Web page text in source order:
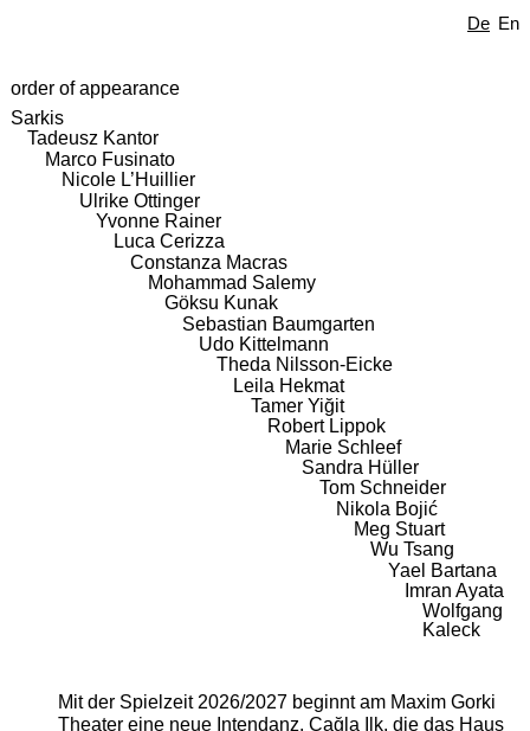
De En
order of appearance
Sarkis
Tadeusz Kantor
Marco Fusinato
Nicole L’Huillier
Ulrike Ottinger
Yvonne Rainer
Luca Cerizza
Constanza Macras
Mohammad Salemy
Göksu Kunak
Sebastian Baumgarten
Udo Kittelmann
Theda Nilsson-Eicke
Leila Hekmat
Tamer Yiğit
Robert Lippok
Marie Schleef
Sandra Hüller
Tom Schneider
Nikola Bojić
Meg Stuart
Wu Tsang
Yael Bartana
Imran Ayata
Wolfgang
Kaleck
Mit der Spielzeit 2026/2027 beginnt am Maxim Gorki
Theater eine neue Intendanz. Çağla Ilk, die das Haus